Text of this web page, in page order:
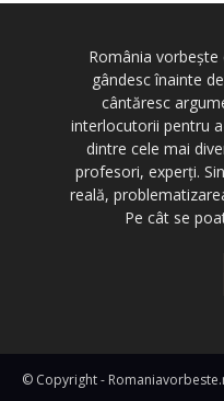
România
gândesc înainte
cântăresc
interlocutorii pentru
dintre cele mai
profesori, experți.
reală,
Pe cât se
© Copyright -